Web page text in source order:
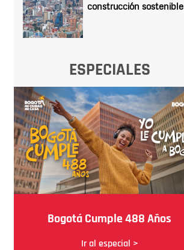
construcción sostenible
ESPECIALES
Bogotá Cumple 488 Años
Ir al especial >